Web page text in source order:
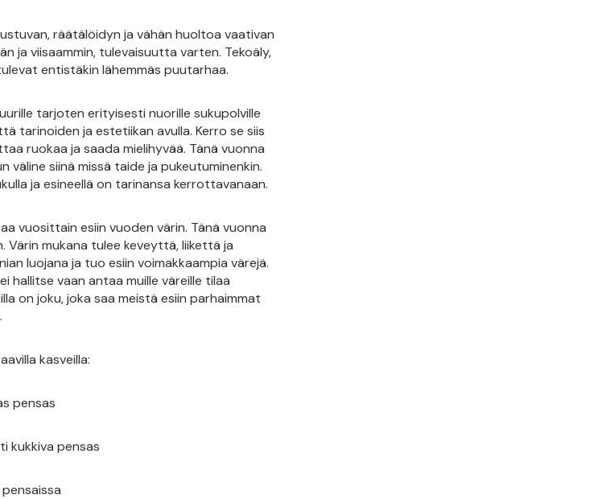
räätälöidyn ja vähän huoltoa vaativan
ja viisaammin, tulevaisuutta varten. Tekoäly,
entistäkin lähemmäs puutarhaa.
tarjoten erityisesti nuorille sukupolville
tarinoiden ja estetiikan avulla. Kerro se siis
ruokaa ja saada mielihyvää. Tänä vuonna
siinä missä taide ja pukeutuminenkin.
ja esineellä on tarinansa kerrottavanaan.
vuosittain esiin vuoden värin. Tänä vuonna
Värin mukana tulee keveyttä, liikettä ja
luojana ja tuo esiin voimakkaampia värejä.
hallitse vaan antaa muille väreille tilaa
on joku, joka saa meistä esiin parhaimmat
kasveilla:
pensas
kukkiva pensas